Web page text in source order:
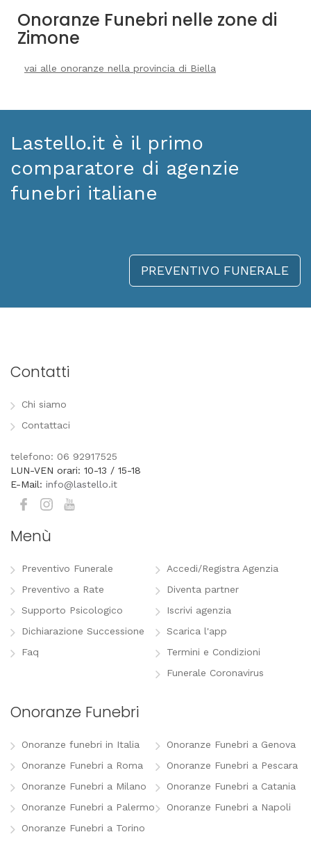
Onoranze Funebri nelle zone di
Zimone
vai alle onoranze nella provincia di Biella
Lastello.it è il primo
comparatore di agenzie
funebri italiane
PREVENTIVO FUNERALE
Contatti
Chi siamo
Contattaci
telefono: 06 92917525
LUN-VEN orari: 10-13 / 15-18
E-Mail: info@lastello.it
Menù
Preventivo Funerale
Preventivo a Rate
Supporto Psicologico
Dichiarazione Successione
Faq
Accedi/Registra Agenzia
Diventa partner
Iscrivi agenzia
Scarica l'app
Termini e Condizioni
Funerale Coronavirus
Onoranze Funebri
Onoranze funebri in Italia
Onoranze Funebri a Roma
Onoranze Funebri a Milano
Onoranze Funebri a Palermo
Onoranze Funebri a Torino
Onoranze Funebri a Genova
Onoranze Funebri a Pescara
Onoranze Funebri a Catania
Onoranze Funebri a Napoli